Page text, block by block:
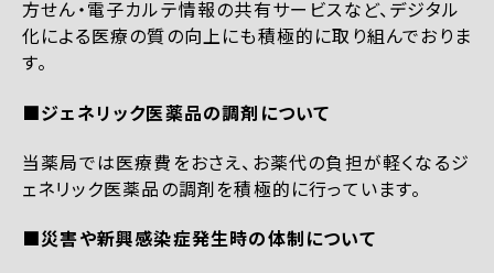
方せん・電子カルテ情報の共有サービスなど、デジタル
化による医療の質の向上にも積極的に取り組んでおりま
す。
■ジェネリック医薬品の調剤について
当薬局では医療費をおさえ、お薬代の負担が軽くなるジ
ェネリック医薬品の調剤を積極的に行っています。
■災害や新興感染症発生時の体制について